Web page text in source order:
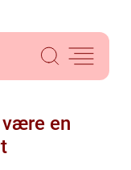
en